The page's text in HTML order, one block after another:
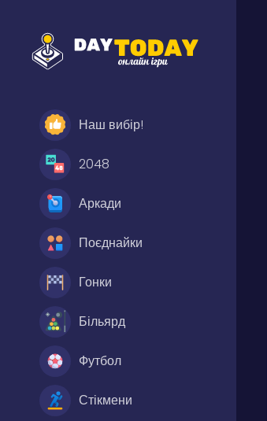
Наш вибір!
2048
Аркади
Поєднайки
Гонки
Більярд
Футбол
Стікмени